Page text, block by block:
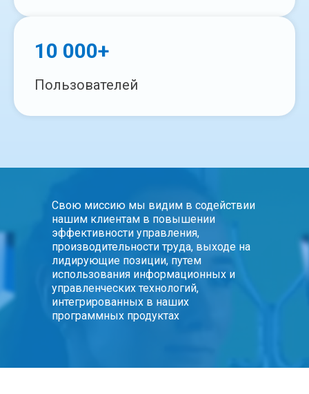
10 000+
Пользователей
Свою миссию мы видим в содействии
нашим клиентам в повышении
эффективности управления,
производительности труда, выходе на
лидирующие позиции, путем
использования информационных и
управленческих технологий,
интегрированных в наших
программных продуктах